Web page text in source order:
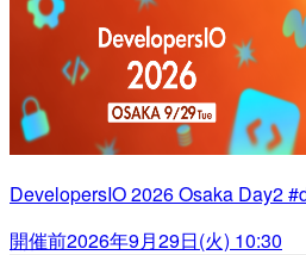
DevelopersIO 2026 Osaka Day2
開催前2026年9月29日(火) 10:30